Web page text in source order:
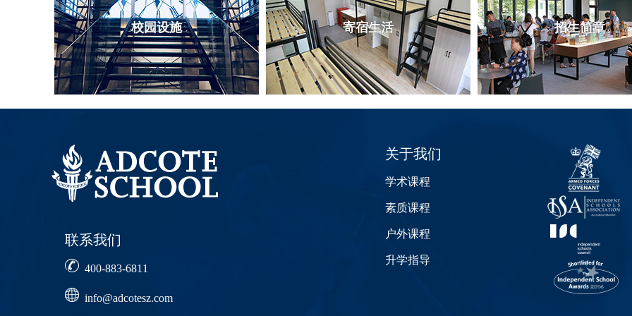
校园设施 寄宿生活 招生简章
联系我们
400-883-6811
info@adcotesz.com
关于我们
学术课程
素质课程
户外课程
升学指导